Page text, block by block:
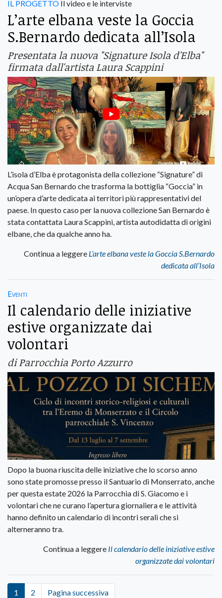
IL PROGETTO Il video e le interviste
L’arte elbana veste la Goccia
S.Bernardo dedicata all’Isola
Presentata la nuova "Signature Isola d'Elba"
firmata dall'artista Laura Scappini
L’isola d’Elba è protagonista della collezione “Signature” di
Acqua San Bernardo che trasforma la bottiglia “Goccia” in
un’opera d’arte dedicata ai territori più rappresentativi del
paese. In questo caso per la nuova collezione San Bernardo è
stata contattata Laura Scappini, artista autodidatta di origini
elbane, che da qualche anno ha.
Continua a leggere L’arte elbana veste la Goccia S.Bernardo
dedicata all’Isola
Eventi
Il calendario delle iniziative
estive organizzate dai
volontari
di Parrocchia Porto Azzurro
Dopo la buona riuscita delle iniziative che lo scorso anno
sono state promosse presso il Santuario di Monserrato, anche
per questa estate 2026 la Parrocchia di S. Giacomo e i
volontari che ne curano l’apertura giornaliera e le attività
hanno definito un calendario di incontri serali che si
alterneranno tra.
Continua a leggere Il calendario delle iniziative estive
organizzate dai volontari
1 2 Pagina successiva